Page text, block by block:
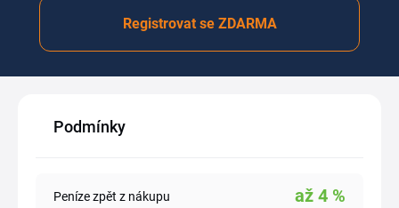
Registrovat se ZDARMA
Podmínky
Peníze zpět z nákupu až 4 %